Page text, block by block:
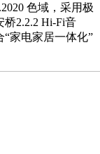
色域，采用极
2.2.2 Hi-Fi音
家电家居一体化”